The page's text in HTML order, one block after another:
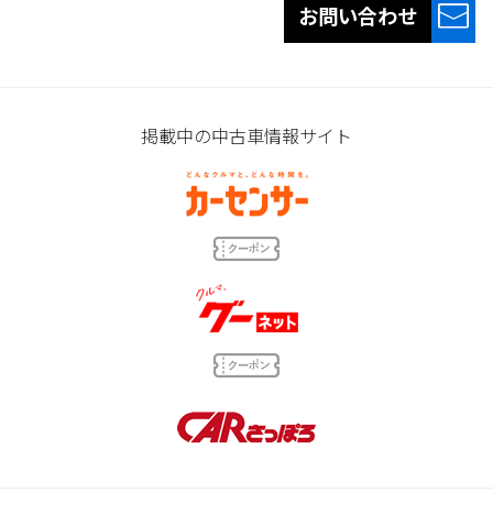
お問い合わせ
掲載中の中古車情報サイト